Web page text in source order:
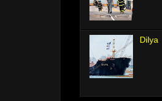
Dilya